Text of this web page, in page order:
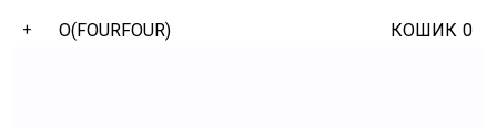
+ O(FOURFOUR) КОШИК 0